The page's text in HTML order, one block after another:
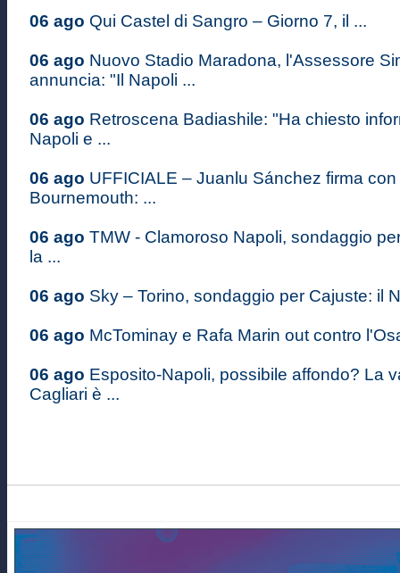
06 ago Qui Castel di Sangro – Giorno 7, il ...
06 ago Nuovo Stadio Maradona, l'Assessore
annuncia: "Il Napoli ...
06 ago Retroscena Badiashile: "Ha chiesto
Napoli e ...
06 ago UFFICIALE – Juanlu Sánchez firma con
Bournemouth: ...
06 ago TMW - Clamoroso Napoli, sondaggio
la ...
06 ago Sky – Torino, sondaggio per Cajuste: il
06 ago McTominay e Rafa Marin out contro
06 ago Esposito-Napoli, possibile affondo? La
Cagliari è ...